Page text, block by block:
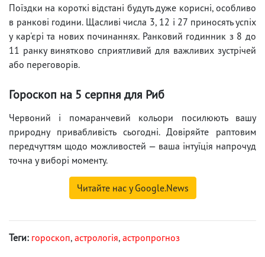
Поїздки на короткі відстані будуть дуже корисні, особливо
в ранкові години. Щасливі числа 3, 12 і 27 приносять успіх
у кар'єрі та нових починаннях. Ранковий годинник з 8 до
11 ранку винятково сприятливий для важливих зустрічей
або переговорів.
Гороскоп на 5 серпня для Риб
Червоний і помаранчевий кольори посилюють вашу
природну привабливість сьогодні. Довіряйте раптовим
передчуттям щодо можливостей — ваша інтуїція напрочуд
точна у виборі моменту.
Читайте нас у Google.News
Теги: гороскоп, астрологія, астропрогноз